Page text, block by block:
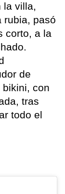
la villa,
rubia, pasó
corto, a la
de
bikini, con
tras
todo el